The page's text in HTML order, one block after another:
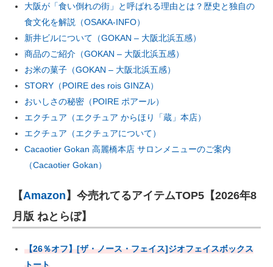
大阪が「食い倒れの街」と呼ばれる理由とは？歴史と独自の
食文化を解説（OSAKA-INFO）
新井ビルについて（GOKAN – 大阪北浜五感）
商品のご紹介（GOKAN – 大阪北浜五感）
お米の菓子（GOKAN – 大阪北浜五感）
STORY（POIRE des rois GINZA）
おいしさの秘密（POIRE ポアール）
エクチュア（エクチュア からほり「蔵」本店）
エクチュア（エクチュアについて）
Cacaotier Gokan 高麗橋本店​ サロンメニューのご案内
（Cacaotier Gokan）
【Amazon 】今売れてるアイテムTOP5【2026年8
月版 ねとらぼ】
【26％オフ】[ザ・ノース・フェイス]ジオフェイスボックス
トート